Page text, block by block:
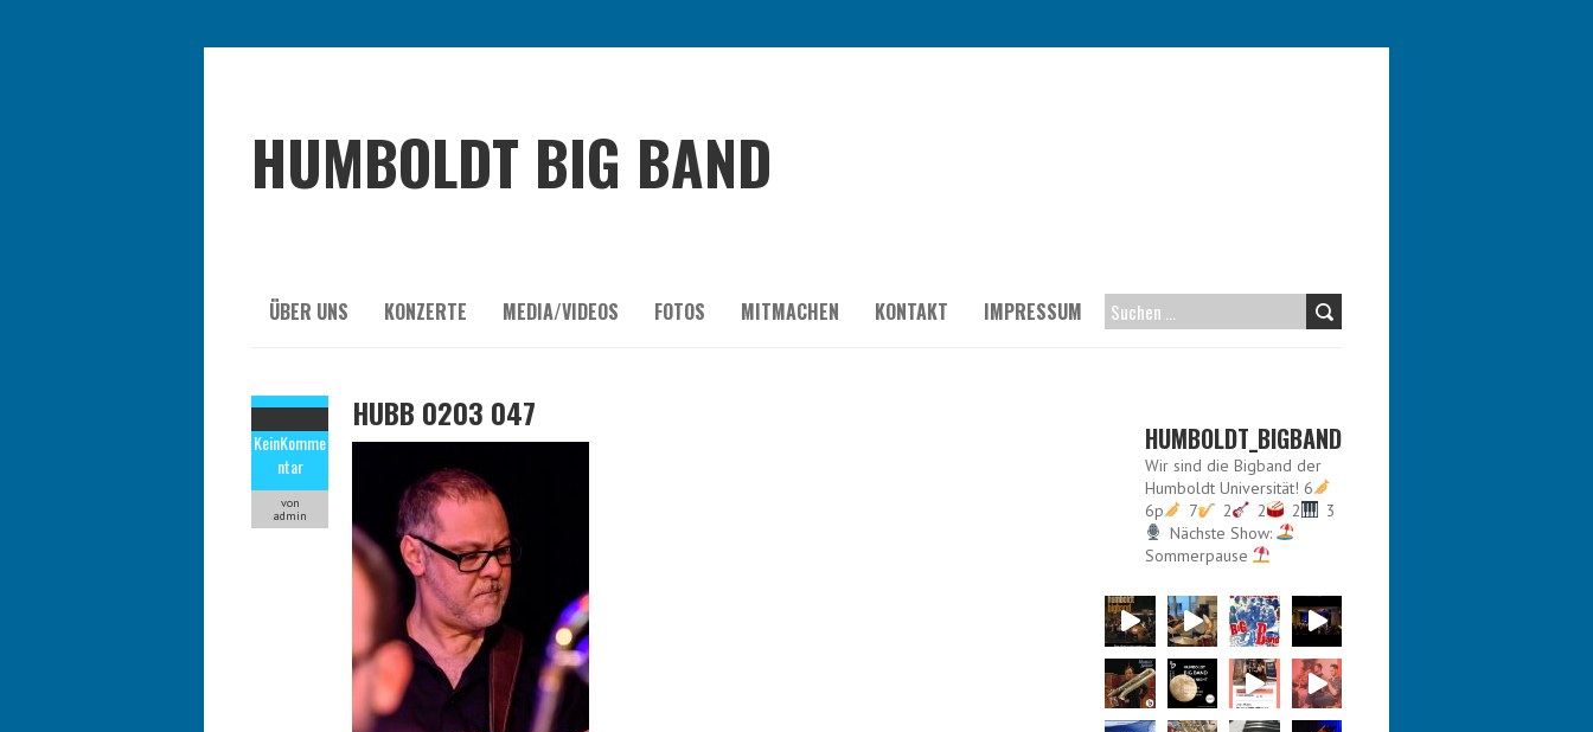
HUMBOLDT BIG BAND
ÜBER UNS KONZERTE MEDIA/VIDEOS FOTOS MITMACHEN KONTAKT IMPRESSUM
SUCHEN
KeinKomme
ntar
von
admin
HUBB 0203 047
HUMBOLDT_BIGBAND
Wir sind die Bigband der
Humboldt Universität! 6
6p
7 2 2 2
3
Nächste Show:
Sommerpause